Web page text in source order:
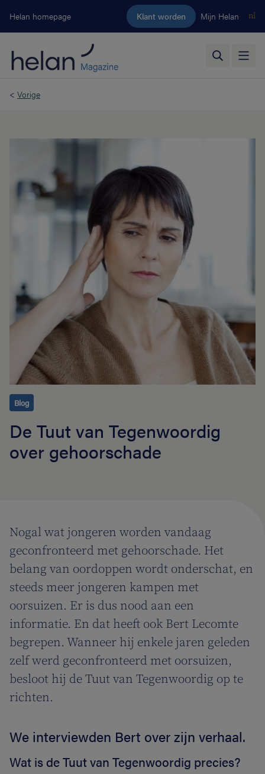
Ga naar de hoofdinhoud
Helan homepage Klant worden Mijn Helan nl
< Vorige
Blog
De Tuut van Tegenwoordig
over gehoorschade
Nogal wat jongeren worden vandaag
geconfronteerd met gehoorschade. Het
belang van oordoppen wordt onderschat, en
steeds meer jongeren kampen met
oorsuizen. Er is dus nood aan een
informatie. En dat heeft ook Bert Lecomte
begrepen. Wanneer hij enkele jaren geleden
zelf werd geconfronteerd met oorsuizen,
besloot hij de Tuut van Tegenwoordig op te
richten.
We interviewden Bert over zijn verhaal.
Wat is de Tuut van Tegenwoordig precies?